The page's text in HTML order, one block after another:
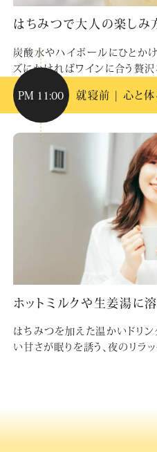
はちみつで大人の楽しみ
炭酸水やハイボールにひとかけ
ズにかければワインに合う贅沢
PM 11:00 就寝前 | 心と体
ホットミルクや生姜湯に
はちみつを加えた温かいドリン
い甘さが眠りを誘う、夜のリラッ